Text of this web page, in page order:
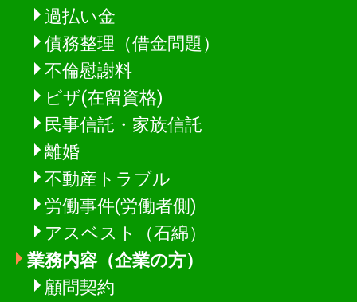
過払い金
債務整理（借金問題）
不倫慰謝料
ビザ(在留資格)
民事信託・家族信託
離婚
不動産トラブル
労働事件(労働者側)
アスベスト（石綿）
業務内容（企業の方）
顧問契約